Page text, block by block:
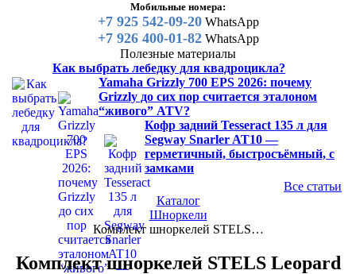
Мобильные номера:
+7 925 542-09-20WhatsApp
+7 926 400-01-82WhatsApp
Полезные материалы
Как выбрать лебедку для квадроцикла?
Yamaha Grizzly 700 EPS 2026: почему
Grizzly до сих пор считается эталоном
“живого” ATV?
Кофр задний Tesseract 135 л для
Segway Snarler AT10 —
герметичный, быстросъёмный, с
замками
Все статьи
Каталог
Шноркели
Комплект шноркелей STELS…
Комплект шноркелей STELS Leopard